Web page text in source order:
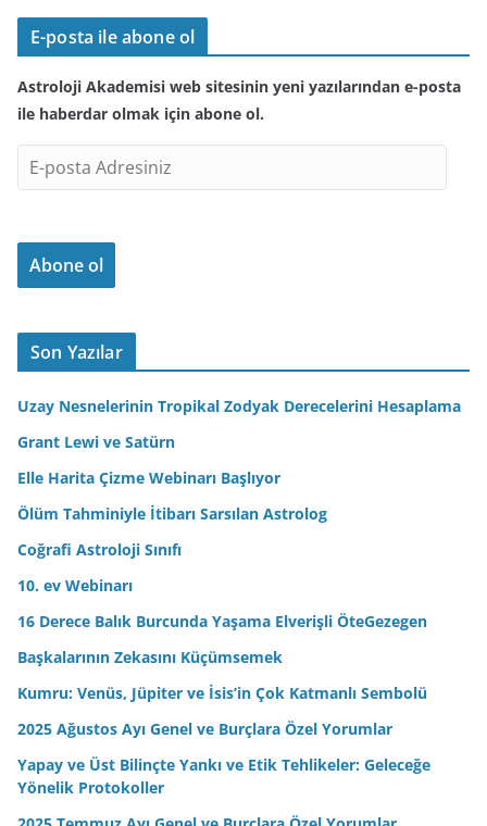
E-posta ile abone ol
Astroloji Akademisi web sitesinin yeni yazılarından e-posta
ile haberdar olmak için abone ol.
-
o
t
d
r
i
n
Abone ol
Son Yazılar
Uzay Nesnelerinin Tropikal Zodyak Derecelerini Hesaplama
Grant Lewi ve Satürn
Elle Harita Çizme Webinarı Başlıyor
Ölüm Tahminiyle İtibarı Sarsılan Astrolog
Coğrafi Astroloji Sınıfı
10. ev Webinarı
16 Derece Balık Burcunda Yaşama Elverişli ÖteGezegen
Başkalarının Zekasını Küçümsemek
Kumru: Venüs, Jüpiter ve İsis’in Çok Katmanlı Sembolü
2025 Ağustos Ayı Genel ve Burçlara Özel Yorumlar
Yapay ve Üst Bilinçte Yankı ve Etik Tehlikeler: Geleceğe
Yönelik Protokoller